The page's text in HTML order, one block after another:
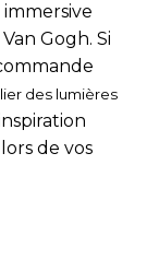
Gogh. Si
des lumières
de vos